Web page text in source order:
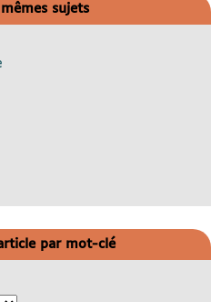
sujets
par mot-clé